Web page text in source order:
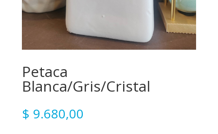
Petaca
Blanca/Gris/Cristal
$ 9.680,00